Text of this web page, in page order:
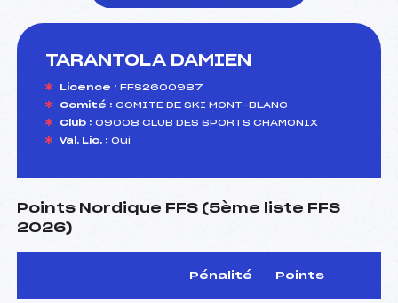
TARANTOLA DAMIEN
Licence : FFS2600987
Comité : COMITE DE SKI MONT-BLANC
Club : 09008 CLUB DES SPORTS CHAMONIX
Val. Lic. : Oui
Points Nordique FFS (5ème liste FFS
2026)
Pénalité Points